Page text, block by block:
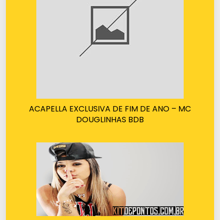
ACAPELLA EXCLUSIVA DE FIM DE ANO – MC
DOUGLINHAS BDB